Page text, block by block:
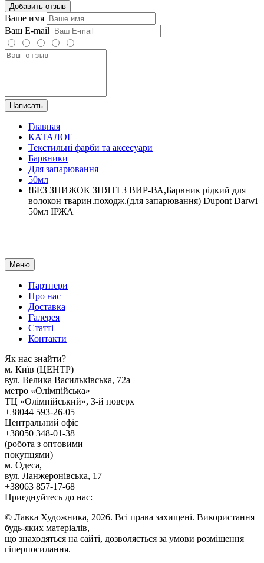
Добавить отзыв
Ваше имя
Ваш E-mail
Написать
Главная
КАТАЛОГ
Текстильні фарби та аксесуари
Барвники
Для запарювання
50мл
!БЕЗ ЗНИЖОК ЗНЯТІ З ВИР-ВА,Барвник рідкий для
волокон тварин.походж.(для запарювання) Dupont Darwi
50мл ІРЖА
Меню
Партнери
Про нас
Доставка
Галерея
Статтi
Контакти
Як наc знайти?
м. Киïв (ЦЕНТР)
вул. Велика Васильківська, 72а
метро «Олімпійська»
ТЦ «Олімпійський», 3-й поверх
+38044 593-26-05
Центральний офіс
+38050 348-01-38
(робота з оптовими
покупцями)
м. Одеса,
вул. Ланжеронівська, 17
+38063 857-17-68
Приєднуйтесь до нас:
© Лавка Художника, 2026. Всі права захищені. Використання
будь-яких матеріалів,
що знаходяться на сайті, дозволяється за умови розміщення
гіперпосилання.